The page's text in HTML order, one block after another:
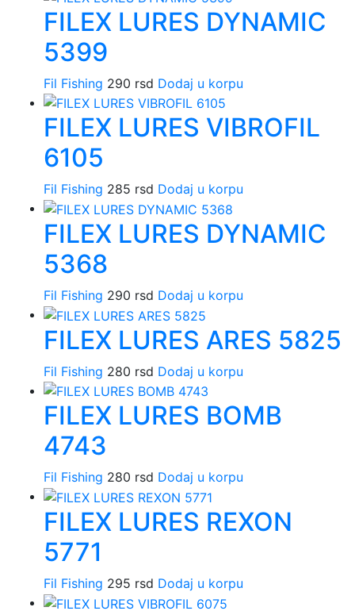
FILEX LURES DYNAMIC
5399
Fil Fishing 290 rsd Dodaj u korpu
FILEX LURES VIBROFIL
6105
Fil Fishing 285 rsd Dodaj u korpu
FILEX LURES DYNAMIC
5368
Fil Fishing 290 rsd Dodaj u korpu
FILEX LURES ARES 5825
Fil Fishing 280 rsd Dodaj u korpu
FILEX LURES BOMB
4743
Fil Fishing 280 rsd Dodaj u korpu
FILEX LURES REXON
5771
Fil Fishing 295 rsd Dodaj u korpu